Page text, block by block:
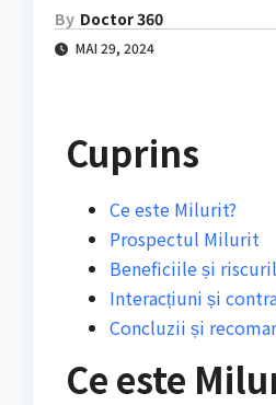
By Doctor 360
MAI 29, 2024
Cuprins
Ce este Milurit?
Prospectul Milurit
Beneficiile și
Interacțiuni și
Concluzii și
Ce este